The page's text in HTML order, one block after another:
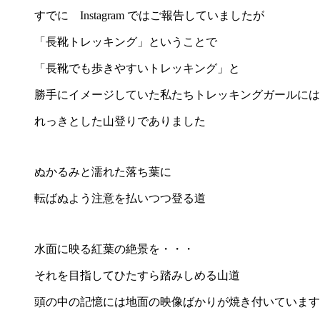
すでに Instagram ではご報告していましたが
「長靴トレッキング」ということで
「長靴でも歩きやすいトレッキング」と
勝手にイメージしていた私たちトレッキングガールに
れっきとした山登りでありました
ぬかるみと濡れた落ち葉に
転ばぬよう注意を払いつつ登る道
水面に映る紅葉の絶景を・・・
それを目指してひたすら踏みしめる山道
頭の中の記憶には地面の映像ばかりが焼き付いています